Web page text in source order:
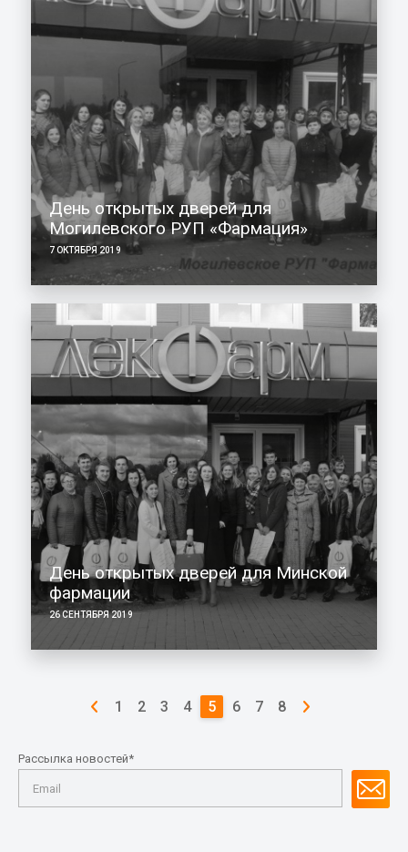
День открытых дверей для
Могилевского РУП «Фармация»
7 ОКТЯБРЯ 2019
День открытых дверей для Минской
фармации
26 СЕНТЯБРЯ 2019
1 2 3 4 5 6 7 8
Рассылка новостей